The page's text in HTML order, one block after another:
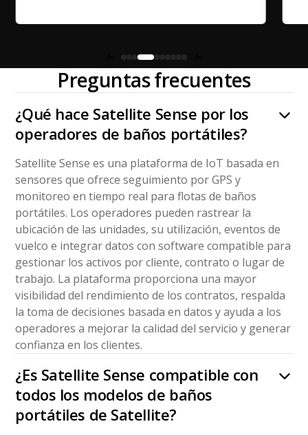
Preguntas frecuentes
¿Qué hace Satellite Sense por los
operadores de baños portátiles?
Satellite Sense es una plataforma de IoT basada en
sensores que ofrece seguimiento por GPS y
monitoreo en tiempo real para flotas de baños
portátiles. Los operadores pueden rastrear la
ubicación de las unidades, su utilización, eventos de
vuelco e integrar datos con software compatible para
gestionar los activos por cliente, contrato o lugar de
trabajo. La plataforma proporciona una mayor
visibilidad del rendimiento de los contratos, respalda
la toma de decisiones basada en datos y ayuda a los
operadores a mejorar la calidad del servicio y generar
confianza en los clientes.
¿Es Satellite Sense compatible con
todos los modelos de baños
portátiles de Satellite?